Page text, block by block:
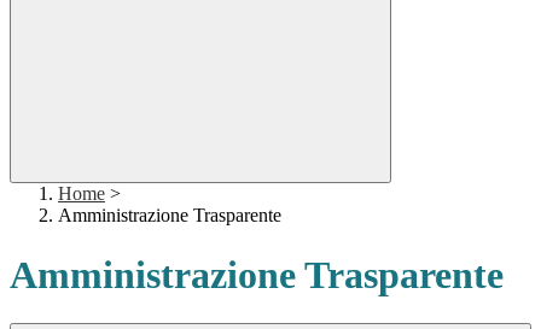
Home >
Amministrazione Trasparente
Amministrazione Trasparente